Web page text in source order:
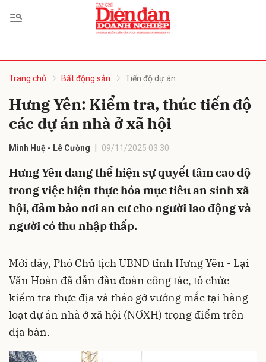
Trang chủ Bất động sản Tiến độ dự án
Hưng Yên: Kiểm tra, thúc tiến độ
các dự án nhà ở xã hội
Minh Huệ - Lê Cường 09/11/2025 03:30
Hưng Yên đang thể hiện sự quyết tâm cao độ
trong việc hiện thực hóa mục tiêu an sinh xã
hội, đảm bảo nơi an cư cho người lao động và
người có thu nhập thấp.
Mới đây, Phó Chủ tịch UBND tỉnh Hưng Yên - Lại
Văn Hoàn đã dẫn đầu đoàn công tác, tổ chức
kiểm tra thực địa và tháo gỡ vướng mắc tại hàng
loạt dự án nhà ở xã hội (NƠXH) trọng điểm trên
địa bàn.
luận